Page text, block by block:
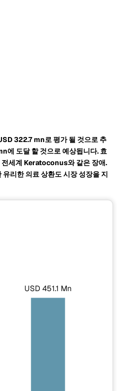
322.7 mn로 평가 될 것으로 추
에 도달 할 것으로 예상됩니다. 효
세계 Keratoconus와 같은 장애.
리한 의료 상환도 시장 성장을 지
USD 451.1 Mn